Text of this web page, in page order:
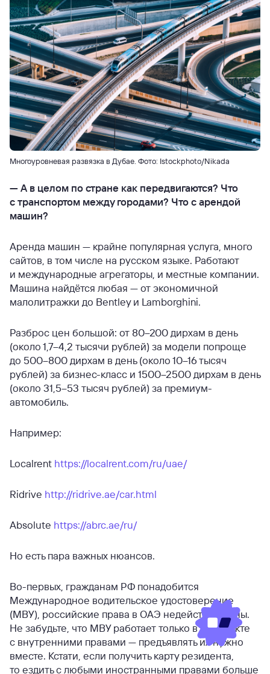
Многоуровневая развязка в Дубае. Фото: Istockphoto/Nikada
—А в целом по стране как передвигаются? Что
с транспортом между городами? Что с арендой
машин?
Аренда машин — крайне популярная услуга, много
сайтов, в том числе на русском языке. Работают
и международные агрегаторы, и местные компании.
Машина найдётся любая — от экономичной
малолитражки до Bentley и Lamborghini.
Разброс цен большой: от 80–200 дирхам в день
(около 1,7–4,2 тысячи рублей) за модели попроще
до 500–800 дирхам в день (около 10–16 тысяч
рублей) за бизнес-класс и 1500–2500 дирхам в день
(около 31,5–53 тысяч рублей) за премиум-
автомобиль.
Например:
Localrent https://localrent.com/ru/uae/
Ridrive http://ridrive.ae/car.html
Absolute https://abrc.ae/ru/
Но есть пара важных нюансов.
Во-первых, гражданам РФ понадобится
Международное водительское удостоверение
(МВУ), российские права в ОАЭ недействительны.
Не забудьте, что МВУ работает только в комплекте
с внутренними правами — предъявлять их нужно
вместе. Кстати, если получить карту резидента,
то ездить с любыми иностранными правами больше